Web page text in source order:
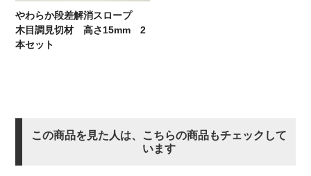
やわらか段差解消スロープ
木目調見切材 高さ15mm 2
本セット
この商品を見た人は、こちらの商品もチェックして
います